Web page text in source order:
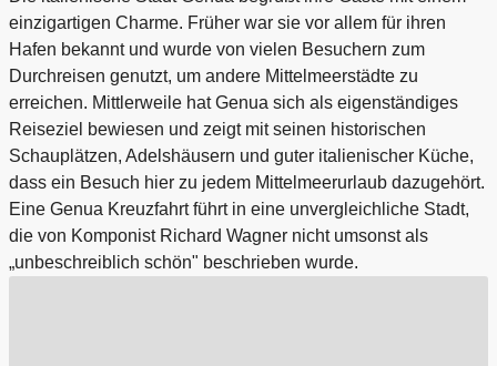
einzigartigen Charme. Früher war sie vor allem für ihren
Hafen bekannt und wurde von vielen Besuchern zum
Durchreisen genutzt, um andere Mittelmeerstädte zu
erreichen. Mittlerweile hat Genua sich als eigenständiges
Reiseziel bewiesen und zeigt mit seinen historischen
Schauplätzen, Adelshäusern und guter italienischer Küche,
dass ein Besuch hier zu jedem Mittelmeerurlaub dazugehört.
Eine Genua Kreuzfahrt führt in eine unvergleichliche Stadt,
die von Komponist Richard Wagner nicht umsonst als
„unbeschreiblich schön" beschrieben wurde.